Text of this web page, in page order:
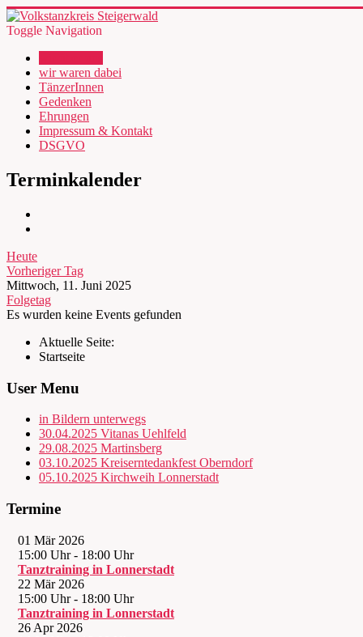
Toggle Navigation
wir waren dabei
TänzerInnen
Gedenken
Ehrungen
Impressum & Kontakt
DSGVO
Terminkalender
Heute
Vorheriger Tag
Mittwoch, 11. Juni 2025
Folgetag
Es wurden keine Events gefunden
Aktuelle Seite:
Startseite
User Menu
in Bildern unterwegs
30.04.2025 Vitanas Uehlfeld
29.08.2025 Martinsberg
03.10.2025 Kreiserntedankfest Oberndorf
05.10.2025 Kirchweih Lonnerstadt
Termine
01 Mär 2026
15:00 Uhr- 18:00 Uhr
Tanztraining in Lonnerstadt
22 Mär 2026
15:00 Uhr- 18:00 Uhr
Tanztraining in Lonnerstadt
26 Apr 2026